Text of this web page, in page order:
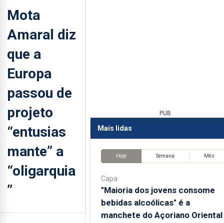
Mota
Amaral diz
que a
Europa
passou de
projeto
“entusias
mante” a
“oligarquia
”
PUB
Mais lidas
Hoje Semana Mês
Capa
"Maioria dos jovens consome
bebidas alcoólicas" é a
manchete do Açoriano Oriental